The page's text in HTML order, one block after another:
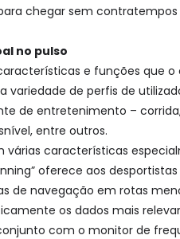
chegar sem
no pulso
e funções que
variedade de perfis de
de entretenimento –
entre outros.
várias características
oferece aos
de navegação em rotas
os dados mais
com o monitor de